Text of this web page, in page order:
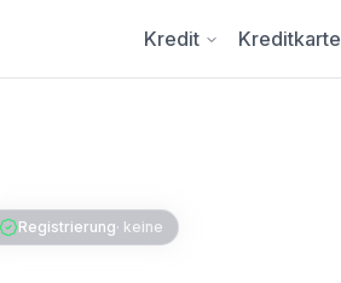
Kredit Kreditkarte
Registrierung· keine